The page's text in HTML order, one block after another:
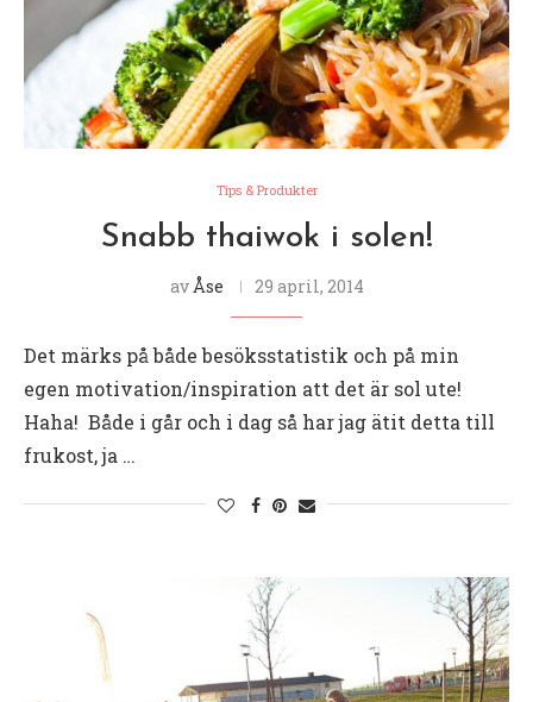
Tips & Produkter
Snabb thaiwok i solen!
av Åse 29 april, 2014
Det märks på både besöksstatistik och på min
egen motivation/inspiration att det är sol ute!
Haha! Både i går och i dag så har jag ätit detta till
frukost, ja …